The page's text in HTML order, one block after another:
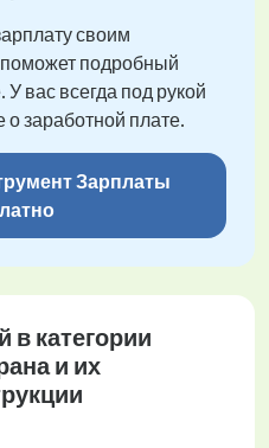
своим
подробный
У вас всегда под рукой
заработной плате.
Зарплаты
в категории
и их